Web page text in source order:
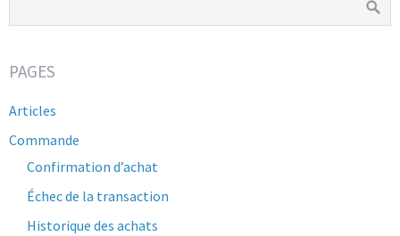
PAGES
Articles
Commande
Confirmation d’achat
Échec de la transaction
Historique des achats